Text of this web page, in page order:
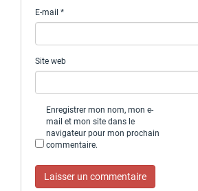
E-mail *
Site web
Enregistrer mon nom, mon e-
mail et mon site dans le
navigateur pour mon prochain
commentaire.